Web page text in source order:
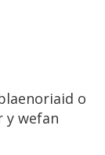
o
y wefan